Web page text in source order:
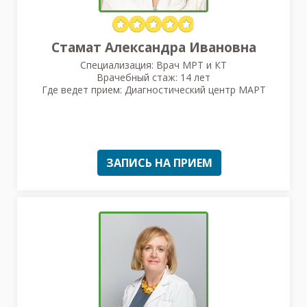
Стамат Александра Ивановна
Специализация: Врач МРТ и КТ
Врачебный стаж: 14 лет
Где ведет прием: Диагностический центр МАРТ
ЗАПИСЬ НА ПРИЕМ